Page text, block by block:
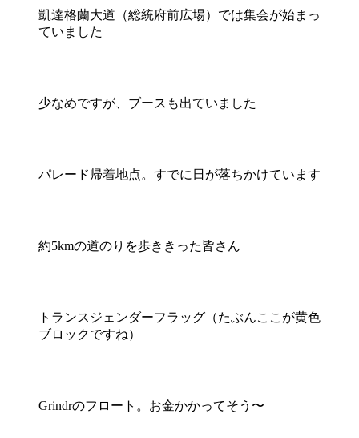
凱達格蘭大道（総統府前広場）では集会が始まっ
ていました
少なめですが、ブースも出ていました
パレード帰着地点。すでに日が落ちかけています
約5kmの道のりを歩ききった皆さん
トランスジェンダーフラッグ（たぶんここが黄色
ブロックですね）
Grindrのフロート。お金かかってそう〜